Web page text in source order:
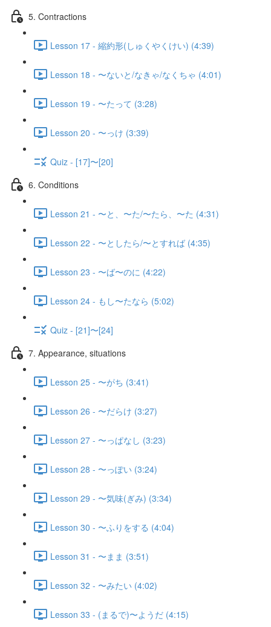
5. Contractions
Lesson 17 - 縮約形(しゅくやくけい) (4:39)
Lesson 18 - 〜ないと/なきゃ/なくちゃ (4:01)
Lesson 19 - 〜たって (3:28)
Lesson 20 - 〜っけ (3:39)
Quiz - [17]〜[20]
6. Conditions
Lesson 21 - 〜と、〜た/〜たら、〜た (4:31)
Lesson 22 - 〜としたら/〜とすれば (4:35)
Lesson 23 - 〜ば〜のに (4:22)
Lesson 24 - もし〜たなら (5:02)
Quiz - [21]〜[24]
7. Appearance, situations
Lesson 25 - 〜がち (3:41)
Lesson 26 - 〜だらけ (3:27)
Lesson 27 - 〜っぱなし (3:23)
Lesson 28 - 〜っぽい (3:24)
Lesson 29 - 〜気味(ぎみ) (3:34)
Lesson 30 - 〜ふりをする (4:04)
Lesson 31 - 〜まま (3:51)
Lesson 32 - 〜みたい (4:02)
Lesson 33 - (まるで)〜ようだ (4:15)